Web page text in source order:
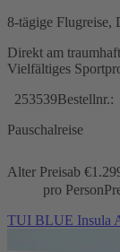
8-tägige
Direkt am
Vielfältiges
253539Bestellnr.:
Pauschalreise
Alter Preisab €
pro Person
TUI BLUE Insula